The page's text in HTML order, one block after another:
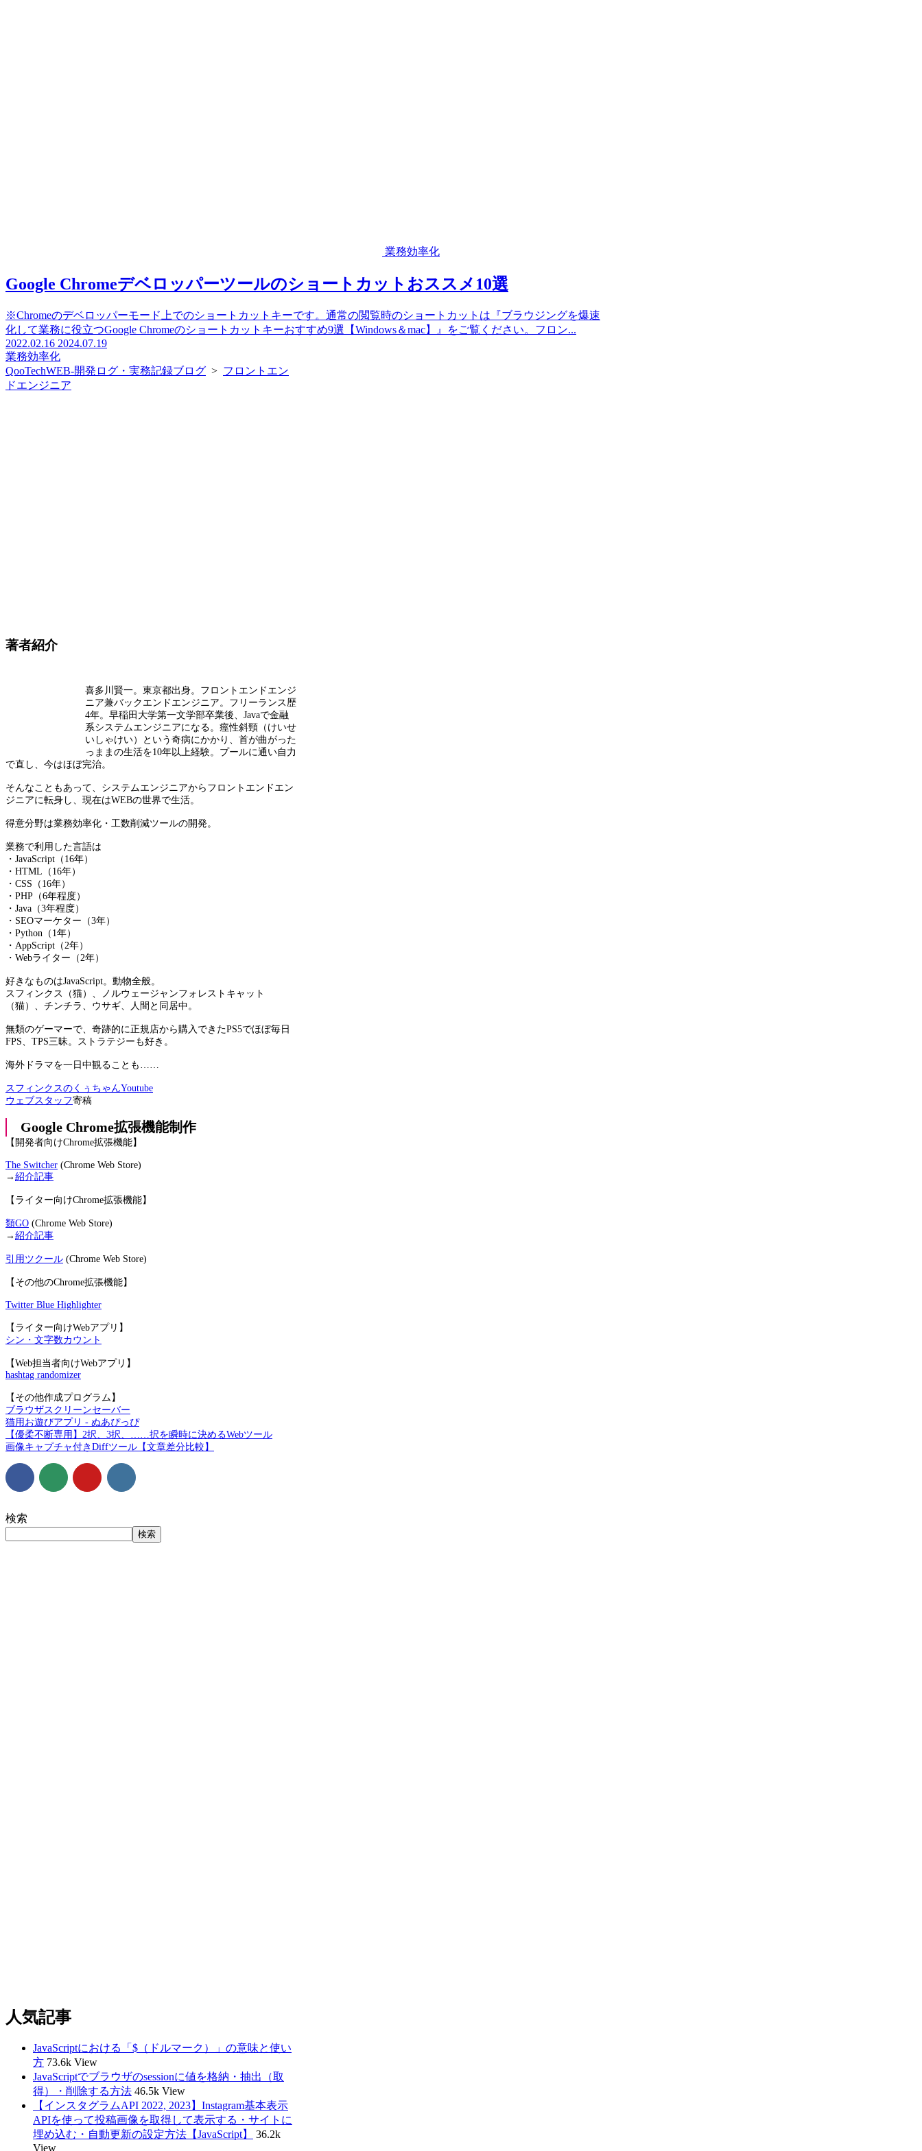
業務効率化
Google Chromeデベロッパーツールのショートカットおススメ10選
※Chromeのデベロッパーモード上でのショートカットキーです。通常の閲覧時のショートカットは『ブラウジングを爆速
化して業務に役立つGoogle Chromeのショートカットキーおすすめ9選【Windows＆mac】』をご覧ください。フロン...
2022.02.16 2024.07.19
業務効率化
QooTechWEB-開発ログ・実務記録ブログ > フロントエン
ドエンジニア
著者紹介
喜多川賢一。東京都出身。フロントエンドエンジ
ニア兼バックエンドエンジニア。フリーランス歴
4年。早稲田大学第一文学部卒業後、Javaで金融
系システムエンジニアになる。痙性斜頸（けいせ
いしゃけい）という奇病にかかり、首が曲がった
っままの生活を10年以上経験。プールに通い自力
で直し、今はほぼ完治。
そんなこともあって、システムエンジニアからフロントエンドエン
ジニアに転身し、現在はWEBの世界で生活。
得意分野は業務効率化・工数削減ツールの開発。
業務で利用した言語は
・JavaScript（16年）
・HTML（16年）
・CSS（16年）
・PHP（6年程度）
・Java（3年程度）
・SEOマーケター（3年）
・Python（1年）
・AppScript（2年）
・Webライター（2年）
好きなものはJavaScript。動物全般。
スフィンクス（猫）、ノルウェージャンフォレストキャット
（猫）、チンチラ、ウサギ、人間と同居中。
無類のゲーマーで、奇跡的に正規店から購入できたPS5でほぼ毎日
FPS、TPS三昧。ストラテジーも好き。
海外ドラマを一日中観ることも……
スフィンクスのくぅちゃんYoutube
ウェブスタッフ寄稿
Google Chrome拡張機能制作
【開発者向けChrome拡張機能】
The Switcher (Chrome Web Store)
→ 紹介記事
【ライター向けChrome拡張機能】
類GO (Chrome Web Store)
→ 紹介記事
引用ツクール (Chrome Web Store)
【その他のChrome拡張機能】
Twitter Blue Highlighter
【ライター向けWebアプリ】
シン・文字数カウント
【Web担当者向けWebアプリ】
hashtag randomizer
【その他作成プログラム】
ブラウザスクリーンセーバー
猫用お遊びアプリ - ぬあぴっぴ
【優柔不断専用】2択、3択、……択を瞬時に決めるWebツール
画像キャプチャ付きDiffツール【文章差分比較】
検索
検索
人気記事
JavaScriptにおける「$（ドルマーク）」の意味と使い
方 73.6k View
JavaScriptでブラウザのsessionに値を格納・抽出（取
得）・削除する方法 46.5k View
【インスタグラムAPI 2022, 2023】Instagram基本表示
APIを使って投稿画像を取得して表示する・サイトに
埋め込む・自動更新の設定方法【JavaScript】
36.2k
View